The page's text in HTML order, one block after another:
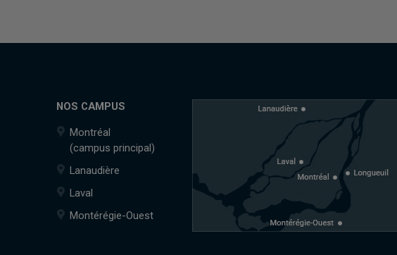
NOS CAMPUS
Montréal
(campus principal)
Lanaudière
Laval
Montérégie-Ouest